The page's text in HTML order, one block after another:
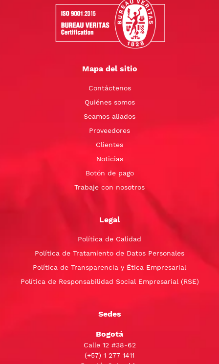
Mapa del sitio
Contáctenos
Quiénes somos
Seamos aliados
Proveedores
Clientes
Noticias
Botón de pago
Trabaje con nosotros
Legal
Política de Calidad
Política de Tratamiento de Datos Personales
Política de Transparencia y Ética Empresarial
Política de Responsabilidad Social Empresarial (RSE)
Sedes
Bogotá
Calle 12 #38-62
(+57) 1 277 1411